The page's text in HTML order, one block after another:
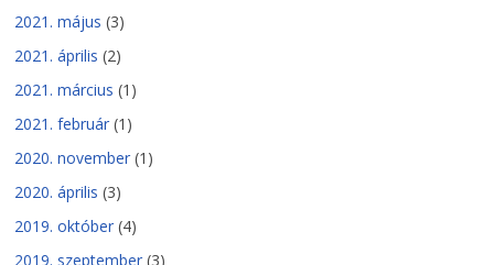
2021. május (3)
2021. április (2)
2021. március (1)
2021. február (1)
2020. november (1)
2020. április (3)
2019. október (4)
2019. szeptember (3)